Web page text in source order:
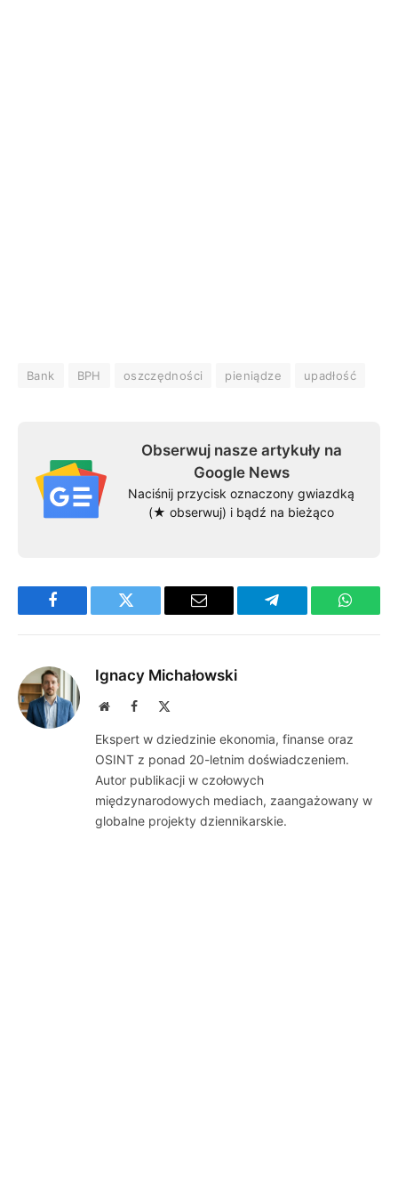
Bank BPH oszczędności pieniądze upadłość
Obserwuj nasze artykuły na
Google News
Naciśnij przycisk oznaczony gwiazdką
(★ obserwuj) i bądź na bieżąco
Facebook Twitter Email Telegram
Ignacy Michałowski
WebsiteFacebook
Ekspert w dziedzinie ekonomia, finanse oraz
OSINT z ponad 20-letnim doświadczeniem.
Autor publikacji w czołowych
międzynarodowych mediach, zaangażowany w
globalne projekty dziennikarskie.